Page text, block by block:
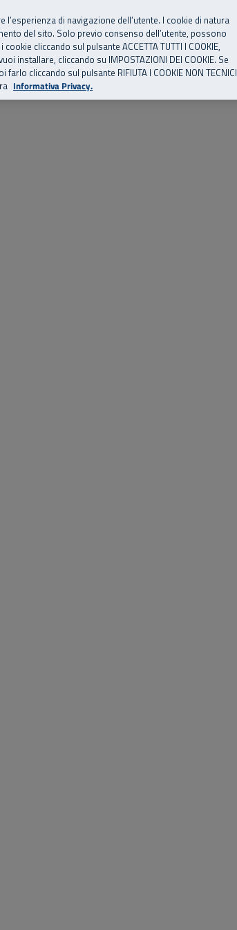
news ed eventi Risorse utili Supporto
di navigazione dell’utente. I cookie di natura
del sito. Solo previo consenso dell’utente, possono
cliccando sul pulsante ACCETTA TUTTI I COOKIE,
installare, cliccando su IMPOSTAZIONI DEI COOKIE. Se
cliccando sul pulsante RIFIUTA I COOKIE NON TECNICI
Informativa Privacy.